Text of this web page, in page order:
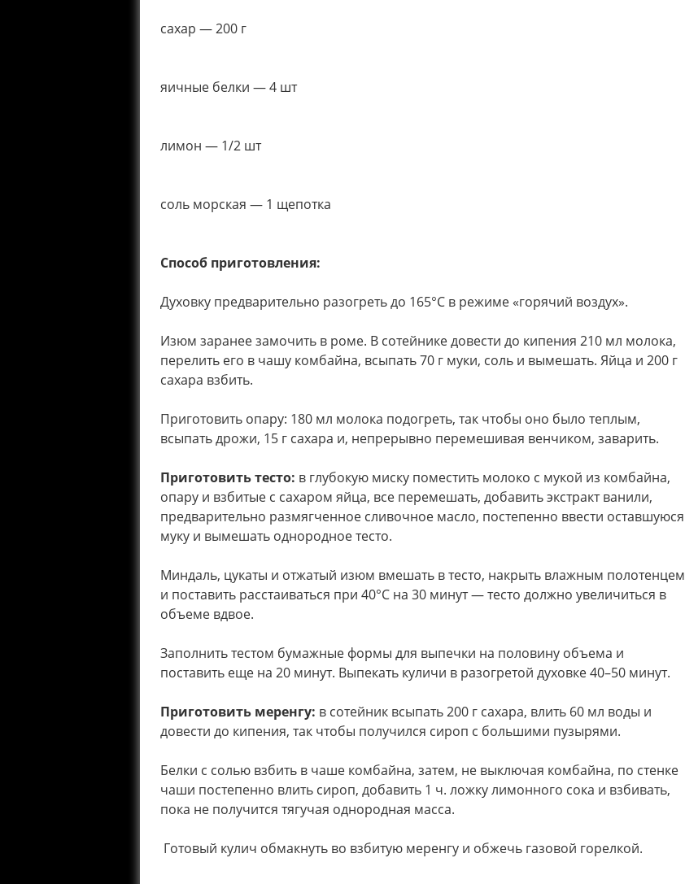
cахар — 200 г
яичные белки — 4 шт
лимон — 1/2 шт
соль морская — 1 щепотка
Способ приготовления:
Духовку предварительно разогреть до 165°C в режиме «горячий воздух».
Изюм заранее замочить в роме. В сотейнике довести до кипения 210 мл молока,
перелить его в чашу комбайна, всыпать 70 г муки, соль и вымешать. Яйца и 200 г
сахара взбить.
Приготовить опару: 180 мл молока подогреть, так чтобы оно было теплым,
всыпать дрожи, 15 г сахара и, непрерывно перемешивая венчиком, заварить.
Приготовить тесто: в глубокую миску поместить молоко с мукой из комбайна,
опару и взбитые с сахаром яйца, все перемешать, добавить экстракт ванили,
предварительно размягченное сливочное масло, постепенно ввести оставшуюся
муку и вымешать однородное тесто.
Миндаль, цукаты и отжатый изюм вмешать в тесто, накрыть влажным полотенцем
и поставить расстаиваться при 40°C на 30 минут — тесто должно увеличиться в
объеме вдвое.
Заполнить тестом бумажные формы для выпечки на половину объема и
поставить еще на 20 минут. Выпекать куличи в разогретой духовке 40–50 минут.
Приготовить меренгу: в сотейник всыпать 200 г сахара, влить 60 мл воды и
довести до кипения, так чтобы получился сироп с большими пузырями.
Белки с солью взбить в чаше комбайна, затем, не выключая комбайна, по стенке
чаши постепенно влить сироп, добавить 1 ч. ложку лимонного сока и взбивать,
пока не получится тягучая однородная масса.
Готовый кулич обмакнуть во взбитую меренгу и обжечь газовой горелкой.